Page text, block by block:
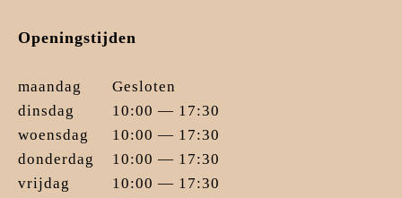
Openingstijden
maandag
Gesloten
dinsdag
10:00 — 17:30
woensdag
10:00 — 17:30
donderdag
10:00 — 17:30
vrijdag
10:00 — 17:30